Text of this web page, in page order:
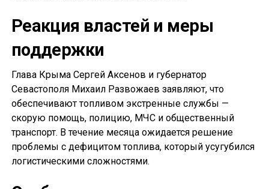
Реакция властей и меры
поддержки
Глава Крыма Сергей Аксенов и губернатор
Севастополя Михаил Развожаев заявляют, что
обеспечивают топливом экстренные службы —
скорую помощь, полицию, МЧС и общественный
транспорт. В течение месяца ожидается решение
проблемы с дефицитом топлива, который усугубился
логистическими сложностями.